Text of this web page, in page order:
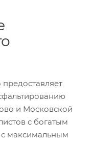
и Московской
с богатым
максимальным